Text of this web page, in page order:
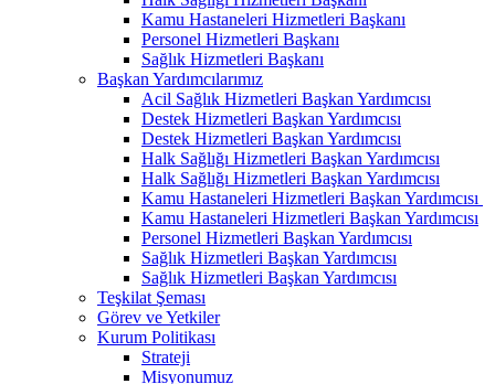
Kamu Hastaneleri Hizmetleri Başkanı
Personel Hizmetleri Başkanı
Sağlık Hizmetleri Başkanı
Başkan Yardımcılarımız
Acil Sağlık Hizmetleri Başkan Yardımcısı
Destek Hizmetleri Başkan Yardımcısı
Destek Hizmetleri Başkan Yardımcısı
Halk Sağlığı Hizmetleri Başkan Yardımcısı
Halk Sağlığı Hizmetleri Başkan Yardımcısı
Kamu Hastaneleri Hizmetleri Başkan Yardımcısı ​
Kamu Hastaneleri Hizmetleri Başkan Yardımcısı
Personel Hizmetleri Başkan Yardımcısı
Sağlık Hizmetleri Başkan Yardımcısı
Sağlık Hizmetleri Başkan Yardımcısı
Teşkilat Şeması
Görev ve Yetkiler
Kurum Politikası
Strateji
Misyonumuz